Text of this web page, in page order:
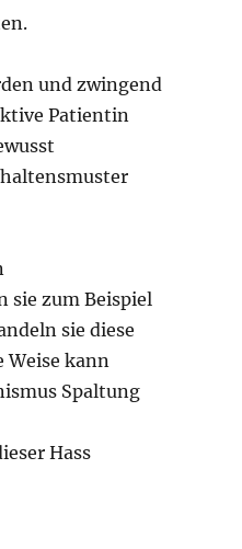
und zwingend
Patientin
sie zum Beispiel
sie diese
Weise kann
Spaltung
Hass